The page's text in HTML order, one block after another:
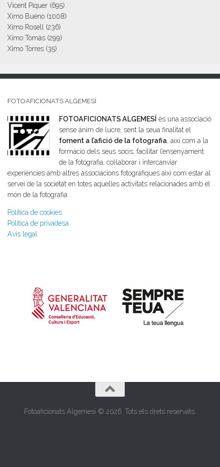
Vicent Piquer (695)
Ximo Bueno (1008)
Ximo Rosell
(236)
Ximo Tomás (299)
Ximo Torres (35)
FOTOAFICIONATS ALGEMESÍ
FOTOAFICIONATS ALGEMESÍ és una associació
sense ànim de lucre, sent la seua finalitat el
foment a l’afició de la fotografia, així com a la
formació dels seus socis, facilitar l’ensenyament
de la fotografia, col·laborar i intercanviar
experiències amb altres associacions fotogràfiques així com estar al
servei de la societat en totes aquelles activitats relacionades amb el
món de la fotografia.
Política de cookies
Política de privadesa
Avís legal
Fotoaficionats Algemesí © 2026. Tots els drets reservats.